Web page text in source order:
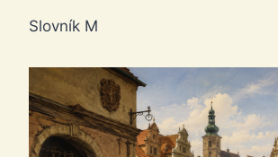
Slovník M